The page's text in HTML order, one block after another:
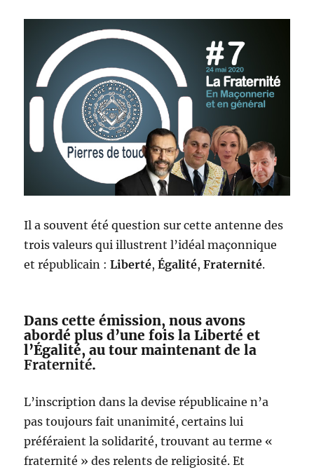
Il a souvent été question sur cette antenne des
trois valeurs qui illustrent l’idéal maçonnique
et républicain :Liberté,Égalité,Fraternité.
Dans cette émission, nous avons
abordé plus d’une fois la Liberté et
l’Égalité, au tour maintenant de la
Fraternité.
L’inscription dans la devise républicaine n’a
pas toujours fait unanimité, certains lui
préféraient la solidarité, trouvant au terme «
fraternité » des relents de religiosité. Et